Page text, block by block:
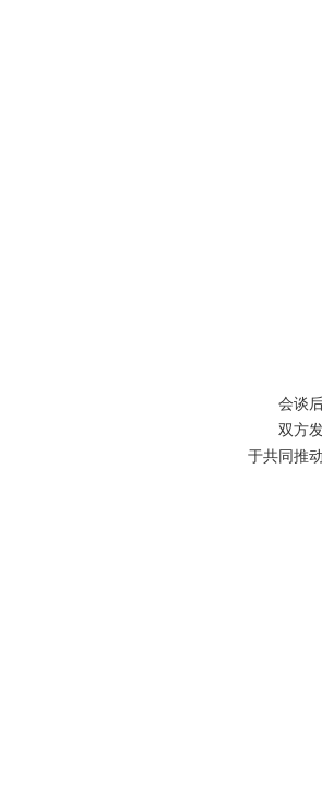
会谈
双方
于共同推